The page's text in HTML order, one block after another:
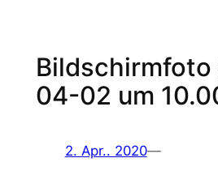
04-02 um
2. Apr.. 2020—